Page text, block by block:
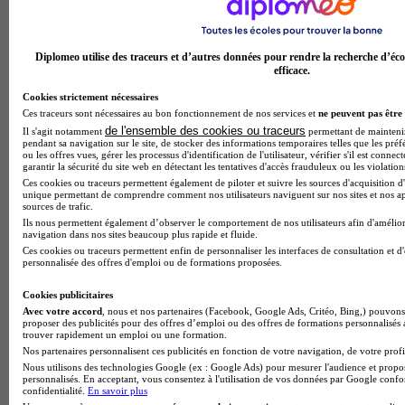
Aucun avis
Diplomeo utilise des traceurs et d’autres données pour rendre la recherche
efficace.
Cookies strictement nécessaires
Ces traceurs sont nécessaires au bon fonctionnement de nos services et ne peuvent pas être
Il s'agit notamment de l'ensemble des cookies ou traceurs permettant de
pendant sa navigation sur le site, de stocker des informations temporaires telles que les
ou les offres vues, gérer les processus d'identification de l'utilisateur, vérifier s'il est
garantir la sécurité du site web en détectant les tentatives d'accès frauduleux ou les
Ces cookies ou traceurs permettent également de piloter et suivre les sources d'acquisition
unique permettant de comprendre comment nos utilisateurs naviguent sur nos sites et nos
sources de trafic.
Ils nous permettent également d’observer le comportement de nos utilisateurs afin
navigation dans nos sites beaucoup plus rapide et fluide.
Ces cookies ou traceurs permettent enfin de personnaliser les interfaces de consultation et
personnalisée des offres d'emploi ou de formations proposées.
Cookies publicitaires
Avec votre accord , nous et nos partenaires (Facebook, Google Ads, Critéo, Bing,)
proposer des publicités pour des offres d’emploi ou des offres de formations
trouver rapidement un emploi ou une formation.
Nos partenaires personnalisent ces publicités en fonction de votre navigation, de votre
Nous utilisons des technologies Google (ex : Google Ads) pour mesurer l'audience et
personnalisés. En acceptant, vous consentez à l'utilisation de vos données par Google
confidentialité. En savoir plus